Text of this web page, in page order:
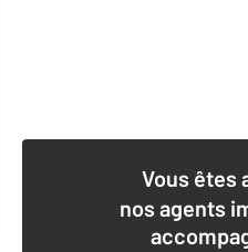
Vous êtes
nos agents